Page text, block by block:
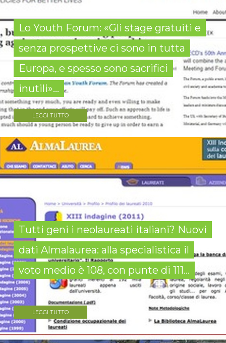
Lo Youth Forum: «Gli stage gratuiti e
senza prospettive ci sono in tutta
Europa, e spesso sono sacrifici
inutili»...
LEGGI TUTTO
Tutti geni i neolaureati italiani? Nuovi
dati Almalaurea: alla specialistica il
voto medio è 108, con punte di 111...
LEGGI TUTTO